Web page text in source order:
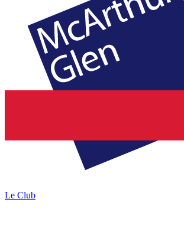
Le Club